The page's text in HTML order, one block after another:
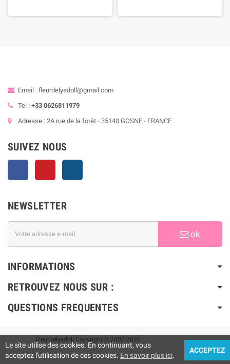
Email : fleurdelysdoll@gmail.com
Tel : +33 0626811979
Adresse : 2A rue de la forêt - 35140 GOSNE - FRANCE
SUIVEZ NOUS
Facebook Pinterest
NEWSLETTER
ok
INFORMATIONS
RETROUVEZ NOUS SUR :
QUESTIONS FREQUENTES
Fleurdelysdoll Copyright © 2002-2020
Le site utilise des cookies. En continuant, vous
acceptez l'utilisation de ces cookies. En savoir plus ici.
ACCEPTEZ